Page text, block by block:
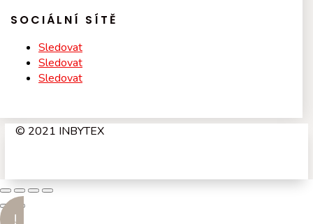
SOCIÁLNÍ SÍTĚ
Sledovat
Sledovat
Sledovat
© 2021 INBYTEX